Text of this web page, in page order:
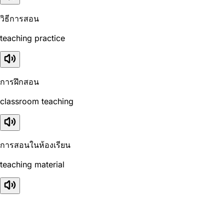
วิธีการสอน
teaching practice
การฝึกสอน
classroom teaching
การสอนในห้องเรียน
teaching material